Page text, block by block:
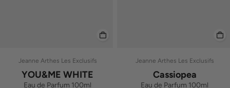
Jeanne Arthes Les Exclusifs
YOU&ME WHITE
Eau de Parfum 100ml
Jeanne Arthes Les Exclusifs
Cassiopea
Eau de Parfum 100ml